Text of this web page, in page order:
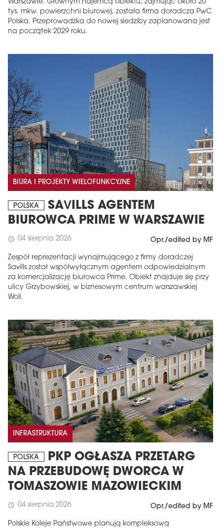
Warszawie. Głównym najemcą obiektu, zajmując około 20
tys. mkw. powierzchni biurowej, została firma doradcza PwC
Polska. Przeprowadzka do nowej siedziby zaplanowana jest
na początek 2029 roku.
BIURA I PROJEKTY WIELOFUNKCYJNE
POLSKA
SAVILLS AGENTEM
BIUROWCA PRIME W WARSZAWIE
schedule 04 sierpnia 2026 Opr./edited by MF
Zespół reprezentacji wynajmującego z firmy doradczej
Savills został współwyłącznym agentem odpowiedzialnym
za komercjalizację biurowca Prime. Obiekt znajduje się przy
ulicy Grzybowskiej, w biznesowym centrum warszawskiej
Woli.
INFRASTRUKTURA
POLSKA
PKP OGŁASZA PRZETARG
NA PRZEBUDOWĘ DWORCA W
TOMASZOWIE MAZOWIECKIM
schedule 04 sierpnia 2026 Opr./edited by MF
Polskie Koleje Państwowe planują kompleksową